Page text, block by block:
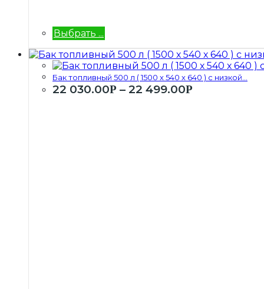
Выбрать ...
Бак топливный 500 л ( 1500 х 540 х 640 ) с низкой...
22 030.00Р – 22 499.00Р